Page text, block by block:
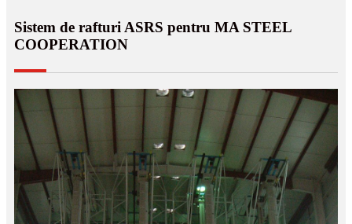
Sistem de rafturi ASRS pentru MA STEEL
COOPERATION